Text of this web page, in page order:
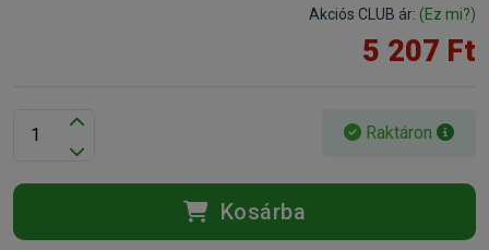
Akciós CLUB ár: (Ez mi?)
5 207 Ft
Raktáron
Kosárba